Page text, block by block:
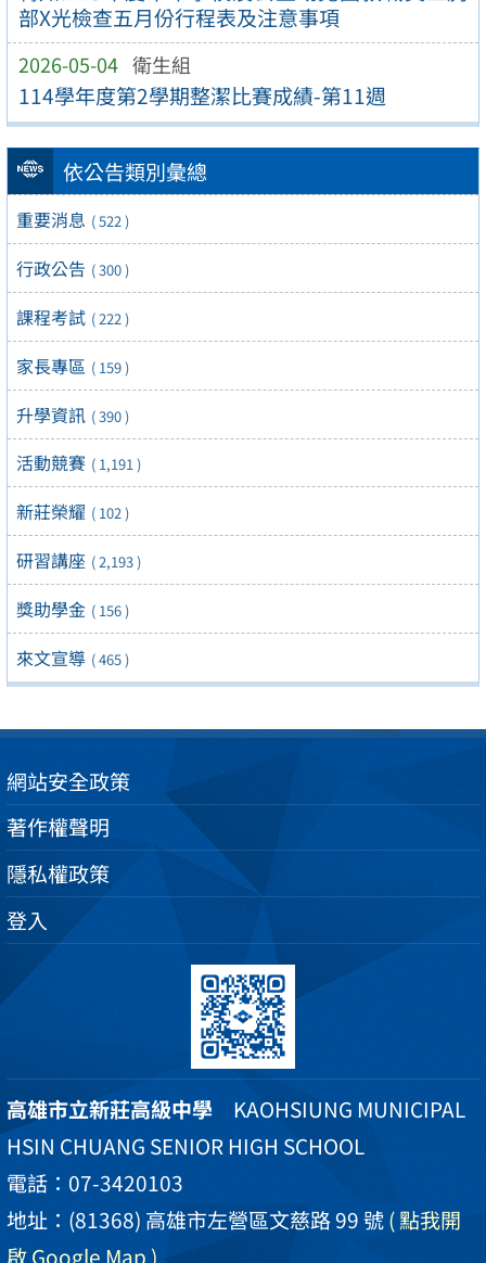
部X光檢查五月份行程表及注意事項
2026-05-04 衛生組
114學年度第2學期整潔比賽成績-第11週
依公告類別彙總
重要消息 ( 522 )
行政公告 ( 300 )
課程考試 ( 222 )
家長專區 ( 159 )
升學資訊 ( 390 )
活動競賽 ( 1,191 )
新莊榮耀 ( 102 )
研習講座 ( 2,193 )
獎助學金 ( 156 )
來文宣導 ( 465 )
網站安全政策
著作權聲明
隱私權政策
登入
高雄市立新莊高級中學 KAOHSIUNG MUNICIPAL
HSIN CHUANG SENIOR HIGH SCHOOL
電話：07-3420103
地址：(81368) 高雄市左營區文慈路 99 號( 點我開
啟 Google Map )